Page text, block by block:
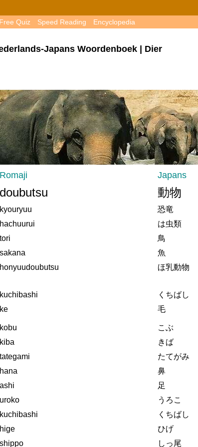
Free Quiz Speed Reading Encyclopedia
Japans Woordenboek | Dier
Romaji Japans
doubutsu 動物
kyouryuu
恐竜
hachuurui
は虫類
tori
鳥
sakana
魚
honyuudoubutsu ほ乳動物
kuchibashi
くちばし
ke 毛
kobu
こぶ
kiba
きば
tategami
たてがみ
hana
鼻
ashi
足
uroko
うろこ
kuchibashi
くちばし
hige
ひげ
shippo しっ尾